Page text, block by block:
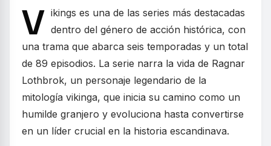
V ikings es una de las series más destacadas
dentro del género de acción histórica, con
una trama que abarca seis temporadas y un total
de 89 episodios. La serie narra la vida de Ragnar
Lothbrok, un personaje legendario de la
mitología vikinga, que inicia su camino como un
humilde granjero y evoluciona hasta convertirse
en un líder crucial en la historia escandinava.